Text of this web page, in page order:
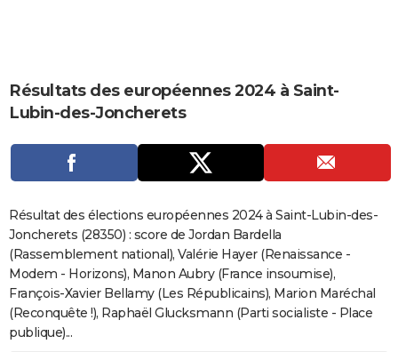
Dictionnaire
Biographies
Citations
Expressions
Proverbes
PROGRAMME TV
Se connecter
Entreprises
Service militaire
Avis de recherche
AVIS DE DÉCÈS
FORUM
Bricolage
Lifestyle
Culture
Sport
Auto
Television
Voyage
Cinema
Résultats des européennes 2024 à Saint-
Lubin-des-Joncherets
Résultat des élections européennes 2024 à Saint-Lubin-des-
Joncherets (28350) : score de Jordan Bardella
(Rassemblement national), Valérie Hayer (Renaissance -
Modem - Horizons), Manon Aubry (France insoumise),
François-Xavier Bellamy (Les Républicains), Marion Maréchal
(Reconquête !), Raphaël Glucksmann (Parti socialiste - Place
publique)...